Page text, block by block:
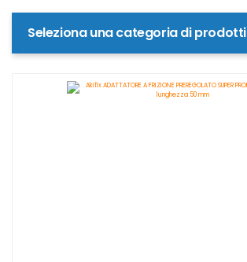
Seleziona una categoria di prodotti